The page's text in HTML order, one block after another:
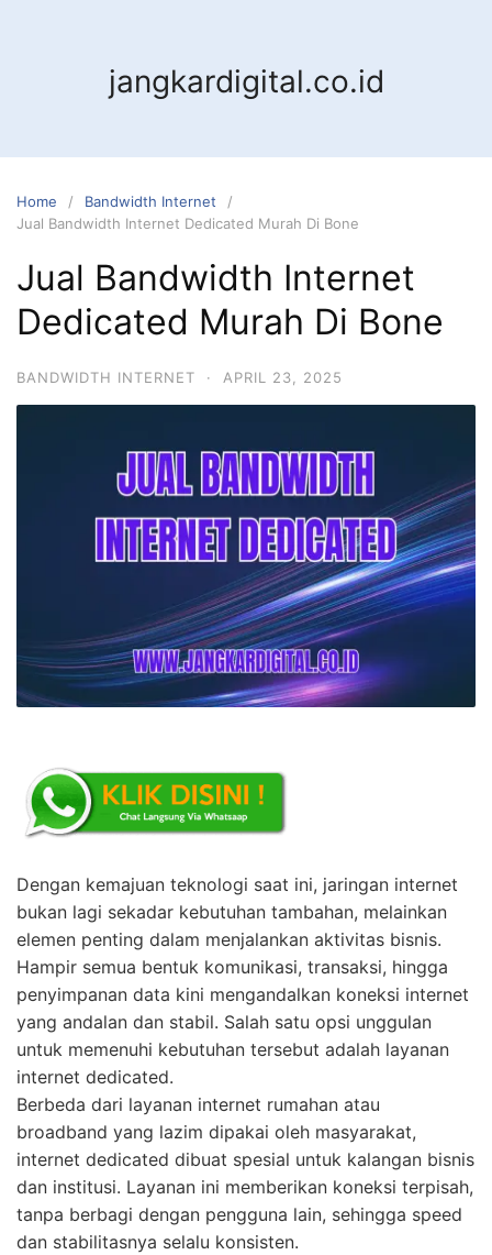
jangkardigital.co.id
Home
Bandwidth Internet
Jual Bandwidth Internet Dedicated Murah Di Bone
Jual Bandwidth Internet
Dedicated Murah Di Bone
BANDWIDTH INTERNET · APRIL 23, 2025
Dengan kemajuan teknologi saat ini, jaringan internet
bukan lagi sekadar kebutuhan tambahan, melainkan
elemen penting dalam menjalankan aktivitas bisnis.
Hampir semua bentuk komunikasi, transaksi, hingga
penyimpanan data kini mengandalkan koneksi internet
yang andalan dan stabil. Salah satu opsi unggulan
untuk memenuhi kebutuhan tersebut adalah layanan
internet dedicated.
Berbeda dari layanan internet rumahan atau
broadband yang lazim dipakai oleh masyarakat,
internet dedicated dibuat spesial untuk kalangan bisnis
dan institusi. Layanan ini memberikan koneksi terpisah,
tanpa berbagi dengan pengguna lain, sehingga speed
dan stabilitasnya selalu konsisten.